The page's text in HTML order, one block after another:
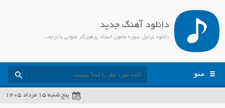
دانلود آهنگ جدید
دانلود ترتیل سوره ماعون استاد پرهیزگار صوتی با ترجمه فارسی - جمیل مدیا
منو
پنج شنبه ۱۵ مرداد ۱۴۰۵